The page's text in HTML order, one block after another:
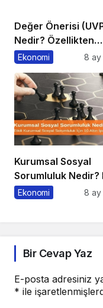
Değer Önerisi
Nedir? Özellikten
Faydaya Geçiş
Ekonomi 8 ay
Kurumsal Sosyal
Sorumluluk Nedir?
Kurumsal Sosyal
Ekonomi 8 ay
Bir Cevap Yaz
E-posta adresiniz
* ile